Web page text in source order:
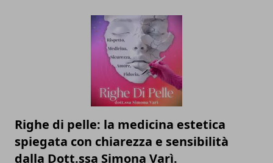
Righe di pelle: la medicina estetica
spiegata con chiarezza e sensibilità
dalla Dott.ssa Simona Varì.